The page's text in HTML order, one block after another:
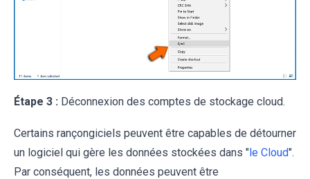
Étape 3 : Déconnexion des comptes de stockage cloud.
Certains rançongiciels peuvent être capables de détourner
un logiciel qui gère les données stockées dans "le Cloud".
Par conséquent, les données peuvent être